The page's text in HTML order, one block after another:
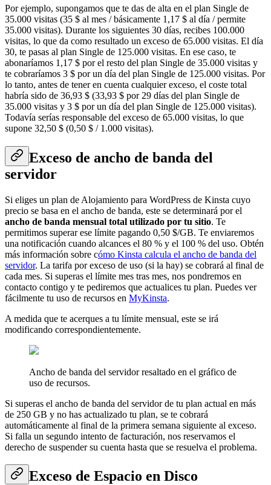
Por ejemplo, supongamos que te das de alta en el plan Single de
35.000 visitas (35 $ al mes / básicamente 1,17 $ al día / permite
35.000 visitas). Durante los siguientes 30 días, recibes 100.000
visitas, lo que da como resultado un exceso de 65.000 visitas. El día
30, te pasas al plan Single de 125.000 visitas. En ese caso, te
abonaríamos 1,17 $ por el resto del plan Single de 35.000 visitas y
te cobraríamos 3 $ por un día del plan Single de 125.000 visitas. Por
lo tanto, antes de tener en cuenta cualquier exceso, el coste total
habría sido de 36,93 $ (33,93 $ por 29 días del plan Single de
35.000 visitas y 3 $ por un día del plan Single de 125.000 visitas).
Todavía serías responsable del exceso de 65.000 visitas, lo que
supone 32,50 $ (0,50 $ / 1.000 visitas).
Exceso de ancho de banda del
servidor
Si eliges un plan de Alojamiento para WordPress de Kinsta cuyo
precio se basa en el ancho de banda, este se determinará por el
ancho de banda mensual total utilizado por tu sitio. Te
permitimos superar ese límite pagando 0,50 $/GB. Te enviaremos
una notificación cuando alcances el 80 % y el 100 % del uso. Obtén
más información sobre cómo Kinsta calcula el ancho de banda del
servidor. La tarifa por exceso de uso (si la hay) se cobrará al final de
cada mes. Si superas el límite mes tras mes, nos pondremos en
contacto contigo y te pediremos que actualices tu plan. Puedes ver
fácilmente tu uso de recursos en MyKinsta.
A medida que te acerques a tu límite mensual, este se irá
modificando correspondientemente.
Ancho de banda del servidor resaltado en el gráfico de
uso de recursos.
Si superas el ancho de banda del servidor de tu plan actual en más
de 250 GB y no has actualizado tu plan, se te cobrará
automáticamente al final de la primera semana siguiente al exceso.
Si falla un segundo intento de facturación, nos reservamos el
derecho de suspender su cuenta hasta que se resuelva el problema.
Exceso de Espacio en Disco